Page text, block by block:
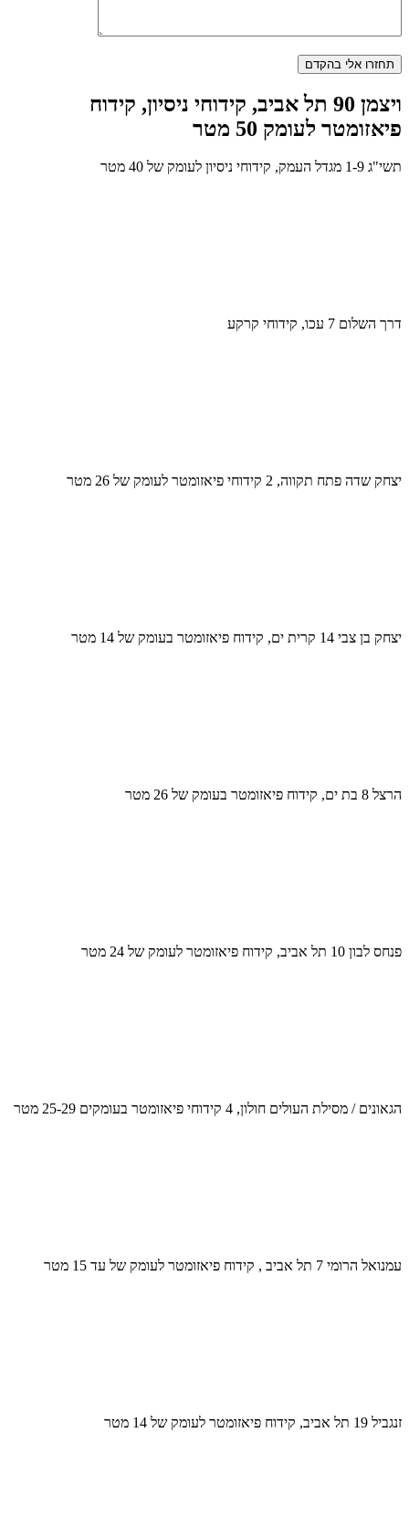
ויצמן 90 תל אביב, קידוחי ניסיון, קידוח
פיאזומטר לעומק 50 מטר
תשי"ג 1-9 מגדל העמק, קידוחי ניסיון לעומק של 40 מטר
דרך השלום 7 עכו, קידוחי קרקע
יצחק שדה פתח תקווה, 2 קידוחי פיאזומטר לעומק של 26 מטר
יצחק בן צבי 14 קרית ים, קידוח פיאזומטר בעומק של 14 מטר
הרצל 8 בת ים, קידוח פיאזומטר בעומק של 26 מטר
פנחס לבון 10 תל אביב, קידוח פיאזומטר לעומק של 24 מטר
הגאונים / מסילת העולים חולון, 4 קידוחי פיאזומטר בעומקים 25-29 מטר
עמנואל הרומי 7 תל אביב , קידוח פיאזומטר לעומק של עד 15 מטר
זנגביל 19 תל אביב, קידוח פיאזומטר לעומק של 14 מטר